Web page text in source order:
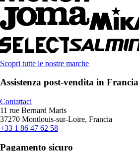
Scopri tutte le nostre marche
Assistenza post-vendita in Francia
Contattaci
11 rue Bernard Maris
37270 Montlouis-sur-Loire, Francia
+33 1 86 47 62 58
Pagamento sicuro